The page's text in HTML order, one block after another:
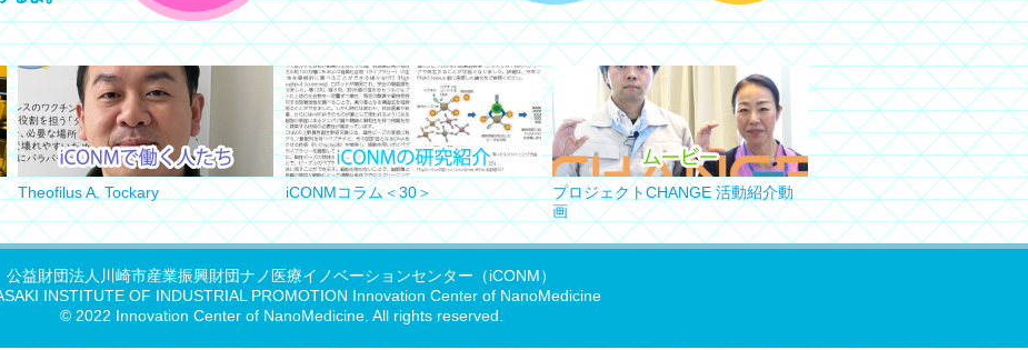
Theofilus A. Tockary iCONMコラム＜30＞
プロジェクトCHANGE 活動紹介動
画
公益財団法人川崎市産業振興財団ナノ医療イノベーションセンター（iCONM）
INSTITUTE OF INDUSTRIAL PROMOTION Innovation Center of NanoMedicine
© 2022 Innovation Center of NanoMedicine. All rights reserved.